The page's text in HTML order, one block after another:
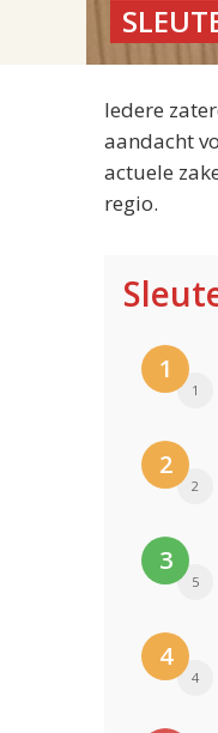
Iedere
aandacht
actuele
regio.
1
1
2
2
3
5
4
4